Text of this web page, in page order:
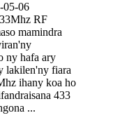
05-06
RF
mamindra
ny hafa ary
lakilen'ny fiara
ihany koa ho
433
...